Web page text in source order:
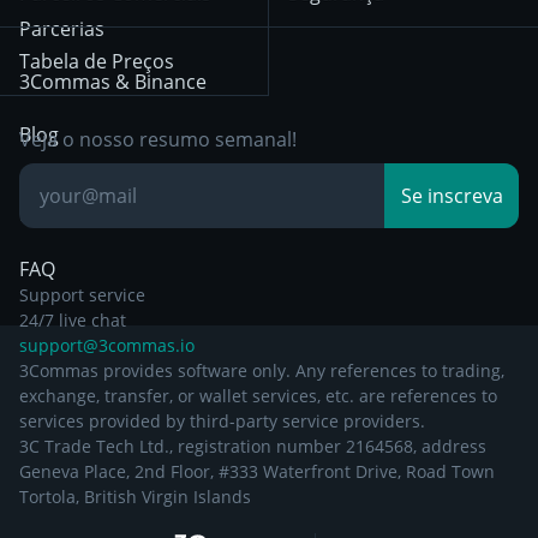
Bybit
Position Trading
Day Trading
Breakout Trading
December 29th 2024
Other Legal
Documentation
Parcerias
3Commas & Binance
Blog
Base de
Conhecimento
FAQ
Tabela de Preços
Veja o nosso resumo semanal!
Se inscreva
Support service
24/7 live chat
support@3commas.io
3Commas provides software only. Any references to trading,
exchange, transfer, or wallet services, etc. are references to
services provided by third-party service providers.
3C Trade Tech Ltd., registration number 2164568, address
Geneva Place, 2nd Floor, #333 Waterfront Drive, Road Town
Tortola, British Virgin Islands